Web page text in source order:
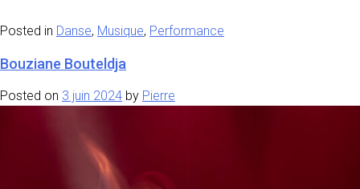
Posted in Danse, Musique, Performance
Bouziane Bouteldja
Posted on 3 juin 2024 by Pierre